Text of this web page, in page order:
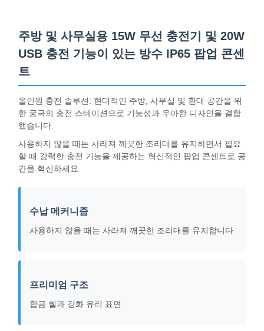
주방 및 사무실용 15W 무선 충전기 및 20W
USB 충전 기능이 있는 방수 IP65 팝업 콘센
트
올인원 충전 솔루션: 현대적인 주방, 사무실 및 환대 공간을 위
한 궁극의 충전 스테이션으로 기능성과 우아한 디자인을 결합
했습니다.
사용하지 않을 때는 사라져 깨끗한 조리대를 유지하면서 필요
할 때 강력한 충전 기능을 제공하는 혁신적인 팝업 콘센트로 공
간을 혁신하세요.
수납 메커니즘
사용하지 않을 때는 사라져 깨끗한 조리대를 유지합니다.
프리미엄 구조
합금 쉘과 강화 유리 표면